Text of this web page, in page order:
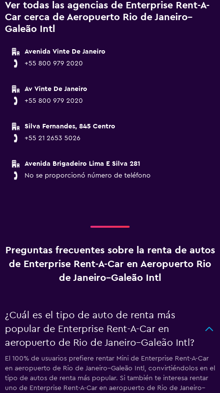
Ver todas las agencias de Enterprise Rent-A-
Car cerca de Aeropuerto Rio de Janeiro–
Galeão Intl
Avenida Vinte De Janeiro
+55 800 979 2020
Av Vinte De Janeiro
+55 800 979 2020
Silva Fernandes, 845 Centro
+55 21 2653 5026
Avenida Brigadeiro Lima E Silva 281
No se proporcionó número de teléfono
Preguntas frecuentes sobre la renta de autos
de Enterprise Rent-A-Car en Aeropuerto Rio
de Janeiro–Galeão Intl
¿Cuál es el tipo de auto de renta más
popular de Enterprise Rent-A-Car en
aeropuerto de Rio de Janeiro–Galeão Intl?
El 100% de usuarios prefiere rentar Mini de Enterprise Rent-A-Car
en aeropuerto de Rio de Janeiro–Galeão Intl, convirtiéndolos en el
tipo de autos de renta más popular. Si también te interesa rentar
uno de Enterprise Rent-A-Car en aeropuerto de Rio de Janeiro–